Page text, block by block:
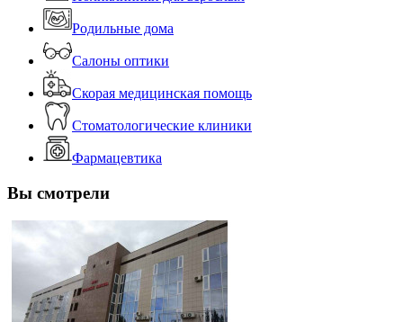
Родильные дома
Салоны оптики
Скорая медицинская помощь
Стоматологические клиники
Фармацевтика
Вы смотрели